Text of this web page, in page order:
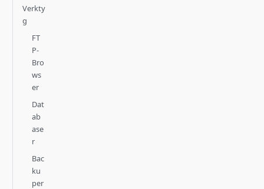
Verkty
g
FT
P-
Bro
ws
er
Dat
ab
ase
r
Bac
ku
per